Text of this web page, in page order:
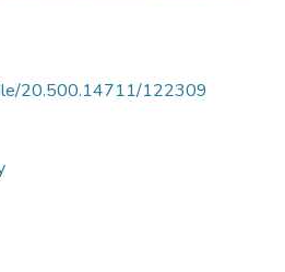
20.500.14711/122309